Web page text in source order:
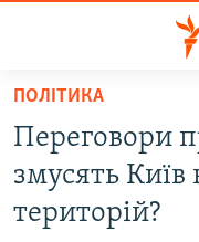
Перейти
основного
матеріалу
Перейти
до
ВОДА.КРИМ
ВІДЕО ТА ФОТО
ПОЛІТИКА
Переговори
змусять Київ
територій?